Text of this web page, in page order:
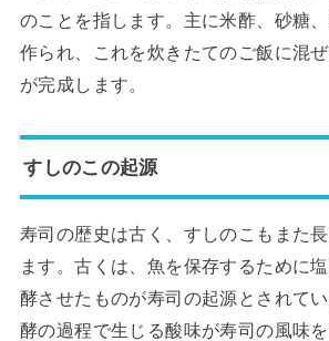
のことを指します。主に米酢、砂糖
作られ、これを炊きたてのご飯に混
が完成します。
すしのこの起源
寿司の歴史は古く、すしのこもまた
ます。古くは、魚を保存するために
酵させたものが寿司の起源とされて
酵の過程で生じる酸味が寿司の風味